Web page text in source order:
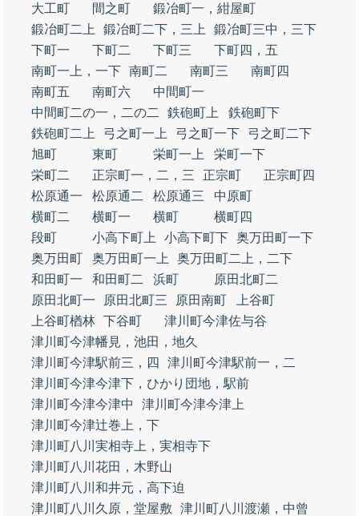
大工町
間之町
鍛冶町一，紺屋町
鍛冶町二上
鍛冶町二下，三上
鍛冶町三中，三下
下町一
下町二 下町三
下町四，五
南町一上，一下 南町二 南町三
南町四
南町五
南町六
中間町一
中間町二の一，二の二
鉄砲町上
鉄砲町下
鉄砲町二上
弓之町一上 弓之町一下
弓之町二下
旭町
東町 栄町一上
栄町一下
栄町二
正宗町一，二，三 正宗町
正宗町四
松原通一
松原通二 松原通三
中原町
横町二
横町一 横町
横町四
段町
小高下町上 小高下町下 奥万田町一下
奥万田町
奥万田町一上
奥万田町二上，二下
和田町一
和田町二 浜町
原田北町二
原田北町一
原田北町三 原田南町
上谷町
上谷町楢林 下谷町
津川町今津佐与谷
津川町今津幡見，池田，地久
津川町今津駅前三，四
津川町今津駅前一，二
津川町今津今津下，ひかり団地，駅前
津川町今津今津中
津川町今津今津上
津川町今津辻巻上，下
津川町八川実相寺上，実相寺下
津川町八川花田，木野山
津川町八川和井元，高下迫
津川町八川久原，堂屋敷
津川町八川渡瀬，中曾